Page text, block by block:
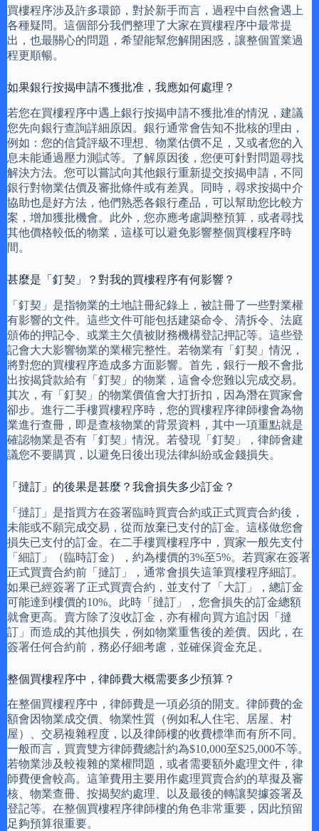
買樓程序涉及許多環節，對於新手而言，過程中自然會遇上
各種疑問。這個部分我們整理了大家在買樓程序中最常提
出，也最關心的問題，希望能幫您解開困惑，讓整個置業過
程更順暢。
如果銀行按揭申請不獲批准，我應如何處理？
若您在買樓程序中遇上銀行按揭申請不獲批准的情況，建議
您先向銀行查詢詳細原因。銀行通常會告知不批核的理由，
例如：您的信貸評級不理想、物業估價不足，又或者您的入
息未能通過壓力測試等。了解原因後，您便可針對問題尋找
解決方法。您可以嘗試向其他銀行重新提交按揭申請，不同
銀行對物業估價及審批條件或有差異。同時，尋求按揭中介
協助也是好方法，他們熟悉各銀行產品，可以幫助您比較方
案，增加獲批機會。此外，您亦應考慮調整預算，或者尋找
其他價格較低的物業，這樣可以避免影響整個買樓程序時
間。
甚麼是「釘契」？對我的買樓程序有何影響？
「釘契」是指物業的土地註冊紀錄上，被註冊了一些對業權
有影響的文件。這些文件可能包括建築命令、清拆令、法庭
頒佈的押記令、或業主欠債被財務機構登記押記等。這些登
記會大大影響物業的業權完整性。若物業有「釘契」情況，
將對您的買樓程序造成多方面影響。首先，銀行一般不會批
出按揭貸款給有「釘契」的物業，這會令您難以完成交易。
其次，有「釘契」的物業價值會大打折扣，因為潛在買家會
卻步。進行二手樓買樓程序時，您的買樓程序律師樓會為物
業進行查冊，即是查核物業的背景資料，其中一項重點就是
確認物業是否有「釘契」情況。若發現「釘契」，律師會建
議您不要購買，以避免日後出現法律糾紛或金錢損失。
「撻訂」的後果是甚麼？我會損失多少訂金？
「撻訂」是指買方在簽署臨時買賣合約或正式買賣合約後，
未能或不願完成交易，從而放棄已支付的訂金。這樣做您會
損失已支付的訂金。在二手樓買樓程序中，買家一般先支付
「細訂」（臨時訂金），約為樓價的3%至5%。若買家在簽署
正式買賣合約前「撻訂」，通常會損失這筆買樓程序細訂。
如果已經簽署了正式買賣合約，並支付了「大訂」，總訂金
可能達到樓價的10%。此時「撻訂」，您會損失的訂金總額
就會更高。賣方除了沒收訂金，亦有權向買方追討因「撻
訂」而造成的其他損失，例如物業重售後的差價。因此，在
簽署任何合約前，務必仔細考慮，並確保資金充足。
整個買樓程序中，律師費大概需要多少預算？
在整個買樓程序中，律師費是一項必須的開支。律師費的金
額會因物業成交價、物業性質（例如私人住宅、居屋、村
屋）、交易複雜程度，以及律師樓的收費標準而有所不同。
一般而言，買賣雙方律師費總計約為$10,000至$25,000不等。
若物業涉及較複雜的業權問題，或者需要額外處理文件，律
師費便會較高。這筆費用主要用作處理買賣合約的草擬及審
核、物業查冊、按揭契約處理、以及最後的轉讓契據簽署及
登記等。在整個買樓程序律師樓的角色非常重要，因此預留
足夠預算很重要。